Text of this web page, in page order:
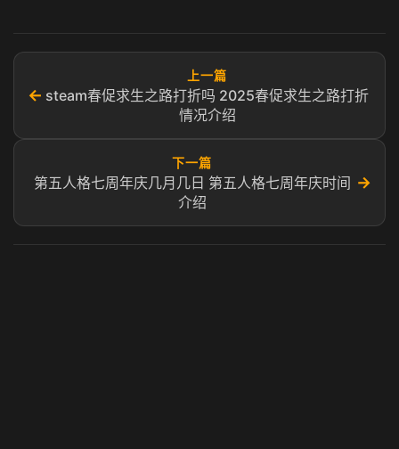
←
上一篇
steam春促求生之路打折吗 2025春促求生之路打折
情况介绍
下一篇
第五人格七周年庆几月几日 第五人格七周年庆时间
介绍
→